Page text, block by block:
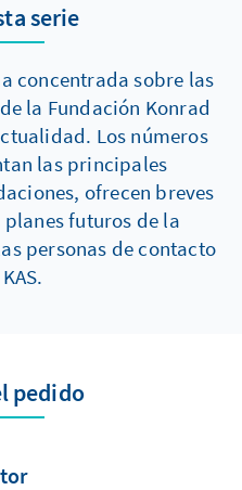
serie
concentrada sobre las
la Fundación Konrad
Los números
las principales
ofrecen breves
futuros de la
personas de contacto
pedido